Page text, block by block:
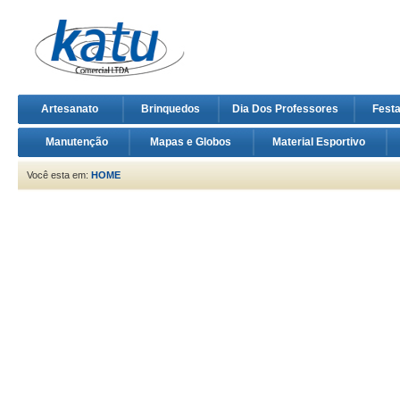
Artesanato Brinquedos Dia Dos Professores
Manutenção Mapas e Globos Material Esportivo
Você esta em: HOME